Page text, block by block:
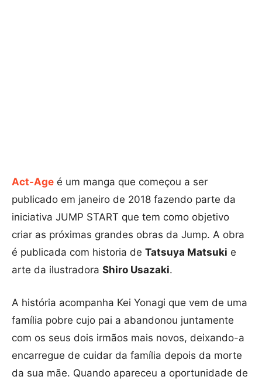
Act-Age é um manga que começou a ser
publicado em janeiro de 2018 fazendo parte da
iniciativa JUMP START que tem como objetivo
criar as próximas grandes obras da Jump. A obra
é publicada com historia de Tatsuya Matsuki e
arte da ilustradora Shiro Usazaki.
A história acompanha Kei Yonagi que vem de uma
família pobre cujo pai a abandonou juntamente
com os seus dois irmãos mais novos, deixando-a
encarregue de cuidar da família depois da morte
da sua mãe. Quando apareceu a oportunidade de